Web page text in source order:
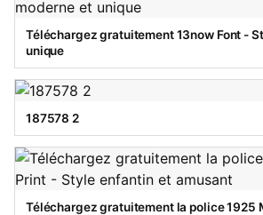
Téléchargez gratuitement 13now Font -
unique
187578 2
Téléchargez gratuitement la police 1925